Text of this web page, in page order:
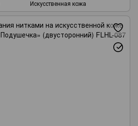
Искусственная кожа